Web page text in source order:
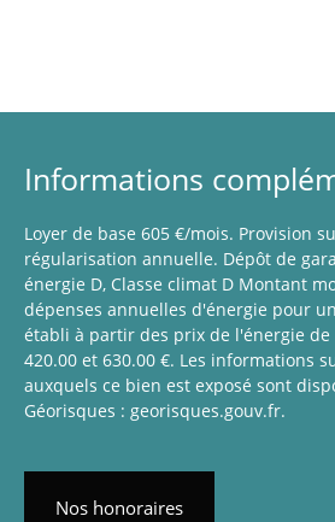
Informations
Loyer de base 605 €/mois. Provision
régularisation annuelle. Dépôt de
énergie D, Classe climat D Montant
dépenses annuelles d'énergie pour
établi à partir des prix de l'énergie de
420.00 et 630.00 €. Les informations
auxquels ce bien est exposé sont
Géorisques : georisques.gouv.fr.
Nos honoraires